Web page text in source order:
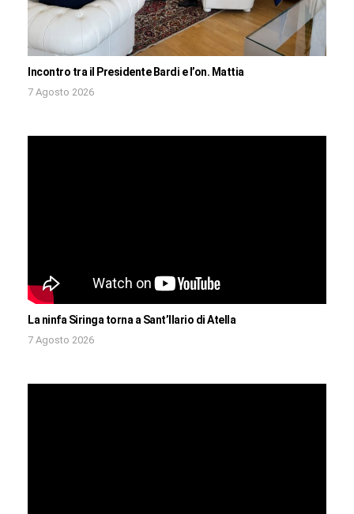
Incontro tra il Presidente Bardi e l’on. Mattia
7 Agosto 2026
La ninfa Siringa torna a Sant’Ilario di Atella
7 Agosto 2026